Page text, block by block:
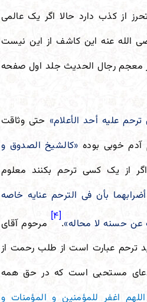
کذب دارد حالا اگر یک عالمی
الله عنه این کاشف از این نیست
معجم رجال الحدیث جلد اول صفحه
علیه أحد الأعلام» حتی وثاقت
خوبی بوده «کالشیخ الصدوق و
از یک کسی ترحم بکنند معلوم
بأن فی الترحم عنایه خاصه
عن حسنه لا محاله».
[۴]
مرحوم آقای
ترحم عبارت است از طلب رحمت از
دعای مستحبی است که در حق همه
اغفر للمؤمنین و المؤمنات و